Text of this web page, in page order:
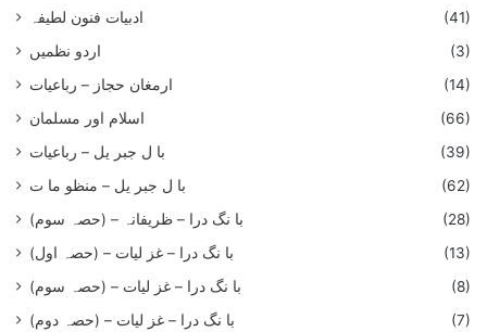
ادبیات فنون لطیفہ
(41)
اردو نظمیں
(3)
ارمغان حجاز – رباعیات
(14)
اسلام اور مسلمان
(66)
با ل جبر یل – رباعيات
(39)
با ل جبر یل – منظو ما ت
(62)
با نگ درا – ظریفانہ – (حصہ سوم)
(28)
با نگ درا – غز ليات – (حصہ اول)
(13)
با نگ درا – غز ليات – (حصہ سوم)
(8)
با نگ درا – غز لیات – (حصہ دوم)
(7)